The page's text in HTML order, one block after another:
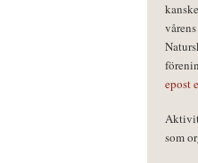
epost
som